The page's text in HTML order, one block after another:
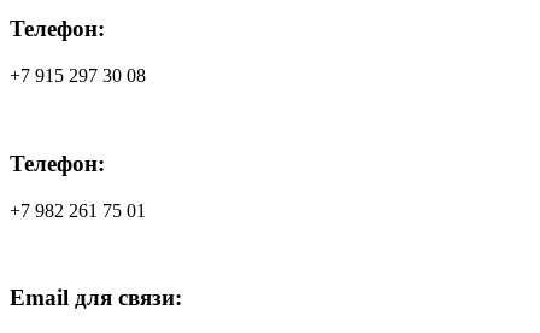
Телефон:
+7 915 297 30 08
Телефон:
+7 982 261 75 01
Email для связи: